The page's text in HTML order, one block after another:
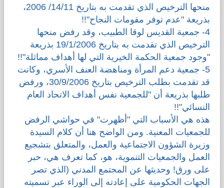
منحها الترخيص الذي تقدمت به بتاريخ 14/11/ 2006،
بذريعة "عدم توفر مقومات النجاح"!!
4- جمعية القديس لوقا الطبيب، وقد رفض منحها
الترخيص الذي تقدمت به بتاريخ 19/1/2006 بذريعة
"وجود جمعية الحكمة الخيرية التي لها أهداف مماثلة"!!
5- جمعية دعم المرأة ومناهضة العنف الأسري، وكانت
قد تقدمت بطلب الترخيص بتاريخ 30/9/2006، ورفض
طلبها بذريعة أن "للجمعية نفس أهداف الاتحاد العام
النسائي"!!
هذه هي الأسباب التي "أظهرت" في حواشي الرفض
للجمعيات المعنية. ومن الواضح هنا أن كلام السيدة
وزيرة الشؤون الاجتماعية والعمل، والمتعلق بتشجيع
العمل والجمعيات التنموية، هو، كما تعرف هي، حبر
على ورق! وحديثها عن المجتمع المدني (الذي تصر
الجهات الحكومية على إعادته إلى الوراء عبر تسميته